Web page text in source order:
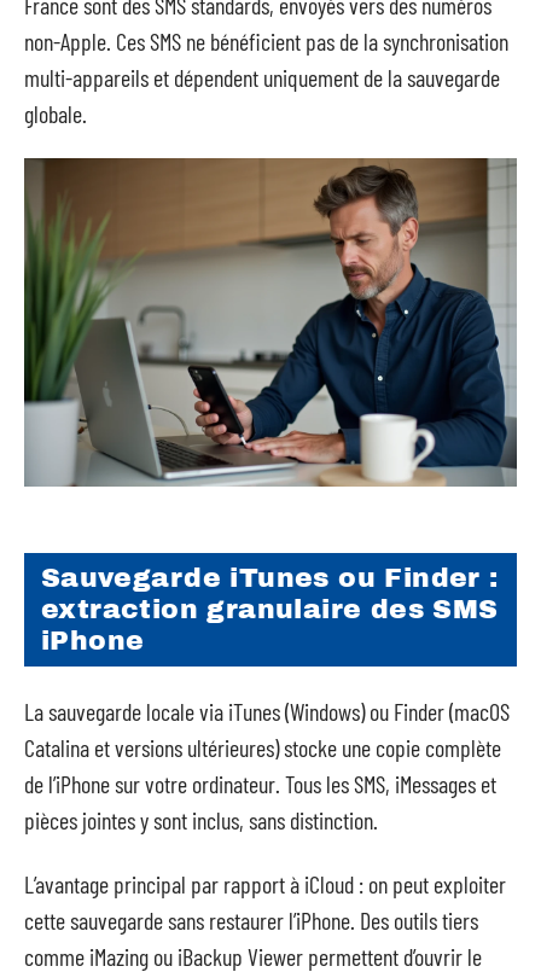
non-Apple. Ces SMS ne bénéficient pas de la synchronisation
multi-appareils et dépendent uniquement de la sauvegarde
globale.
Sauvegarde iTunes ou Finder :
extraction granulaire des SMS
iPhone
La sauvegarde locale via iTunes (Windows) ou Finder (macOS
Catalina et versions ultérieures) stocke une copie complète
de l’iPhone sur votre ordinateur. Tous les SMS, iMessages et
pièces jointes y sont inclus, sans distinction.
L’avantage principal par rapport à iCloud : on peut exploiter
cette sauvegarde sans restaurer l’iPhone. Des outils tiers
comme iMazing ou iBackup Viewer permettent d’ouvrir le